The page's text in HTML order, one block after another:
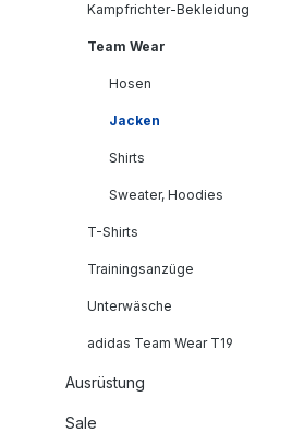
Kampfrichter-Bekleidung
Team Wear
Hosen
Jacken
Shirts
Sweater, Hoodies
T-Shirts
Trainingsanzüge
Unterwäsche
adidas Team Wear T19
Ausrüstung
Sale